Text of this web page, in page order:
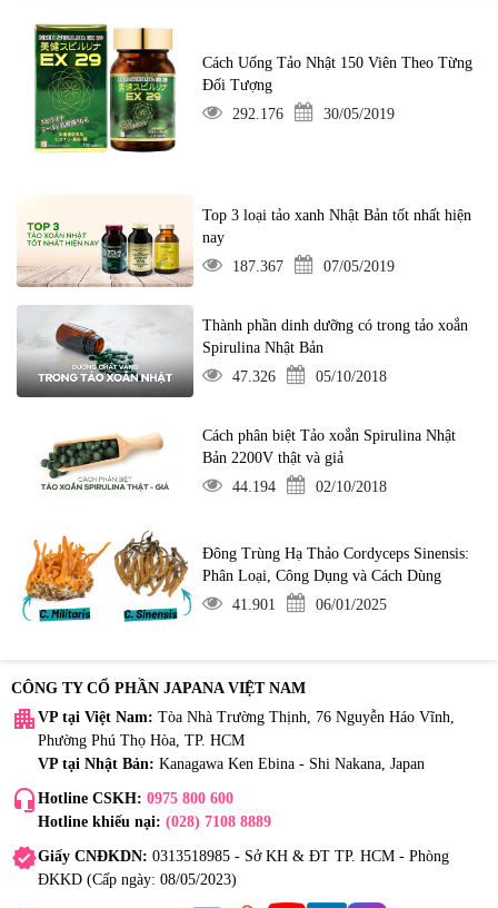
Cách Uống Tảo Nhật 150 Viên Theo Từng
Đối Tượng
292.176
30/05/2019
Top 3 loại tảo xanh Nhật Bản tốt nhất hiện
nay
187.367
07/05/2019
Thành phần dinh dưỡng có trong tảo xoắn
Spirulina Nhật Bản
47.326
05/10/2018
Cách phân biệt Tảo xoắn Spirulina Nhật
Bản 2200V thật và giả
44.194
02/10/2018
Đông Trùng Hạ Thảo Cordyceps Sinensis:
Phân Loại, Công Dụng và Cách Dùng
41.901
06/01/2025
CÔNG TY CỔ PHẦN JAPANA VIỆT NAM
apartment VP tại Việt Nam: Tòa Nhà Trường Thịnh, 76 Nguyễn Háo Vĩnh,
Phường Phú Thọ Hòa, TP. HCM
VP tại Nhật Bản: Kanagawa Ken Ebina - Shi Nakana, Japan
headset_mic Hotline CSKH: 0975 800 600
Hotline khiếu nại: (028) 7108 8889
verifiedGiấy CNĐKDN: 0313518985 - Sở KH & ĐT TP. HCM - Phòng
ĐKKD (Cấp ngày: 08/05/2023)